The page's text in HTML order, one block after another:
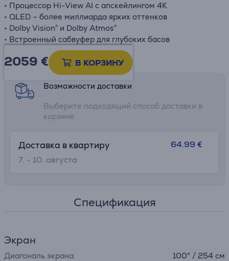
• Процессор Hi-View AI с апскейлингом 4K
• QLED – более миллиарда ярких оттенков
• Dolby Vision® и Dolby Atmos®
• Встроенный сабвуфер для глубоких басов
2059 € В КОРЗИНУ
Информационный лист
Возможности доставки
Выберите подходящий способ доставки в
корзине
Доставка в квартиру
7. - 10. августа
64.99 €
Спецификация
Экран
Диагональ экрана
100" / 254 см